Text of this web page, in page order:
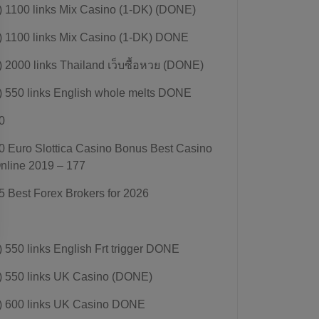
1100 links Mix Casino (1-DK) (DONE)
1100 links Mix Casino (1-DK) DONE
2000 links Thailand เว็บซื้อหวย (DONE)
550 links English whole melts DONE
Euro Slottica Casino Bonus Best Casino
2019 – 177
Best Forex Brokers for 2026
550 links English Frt trigger DONE
550 links UK Casino (DONE)
600 links UK Casino DONE